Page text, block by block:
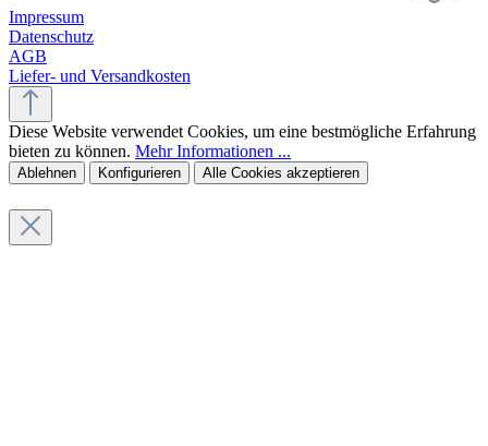
Impressum
Datenschutz
AGB
Liefer- und Versandkosten
Diese Website verwendet Cookies, um eine bestmögliche Erfahrung
bieten zu können. Mehr Informationen ...
Ablehnen Konfigurieren Alle Cookies akzeptieren